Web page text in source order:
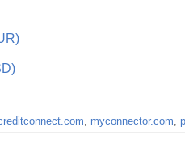
, myconnector.com,